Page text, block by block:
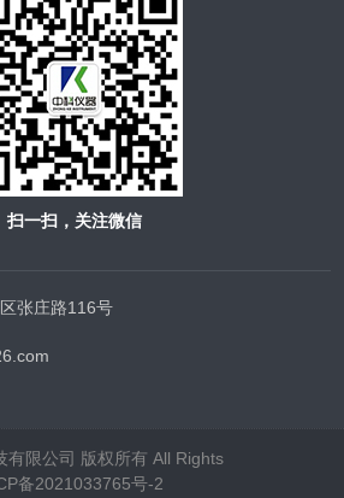
扫一扫，关注微信
张庄路116号
限公司 版权所有 All Rights
备2021033765号-2